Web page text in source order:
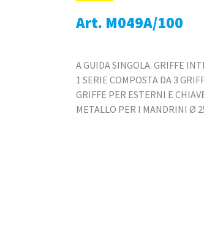
Art. M049A/100
A GUIDA SINGOLA. GRIFFE
1 SERIE COMPOSTA DA 3
GRIFFE PER ESTERNI E
METALLO PER I MANDRINI Ø